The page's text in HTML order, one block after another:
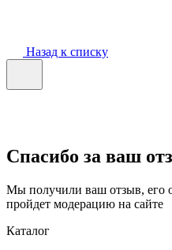
Назад к списку
Спасибо за ваш
Мы получили ваш отзыв, его
пройдет модерацию на сайте
Каталог